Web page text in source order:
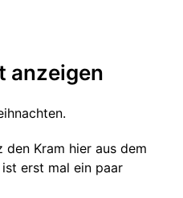
anzeigen
Kram hier aus dem
erst mal ein paar